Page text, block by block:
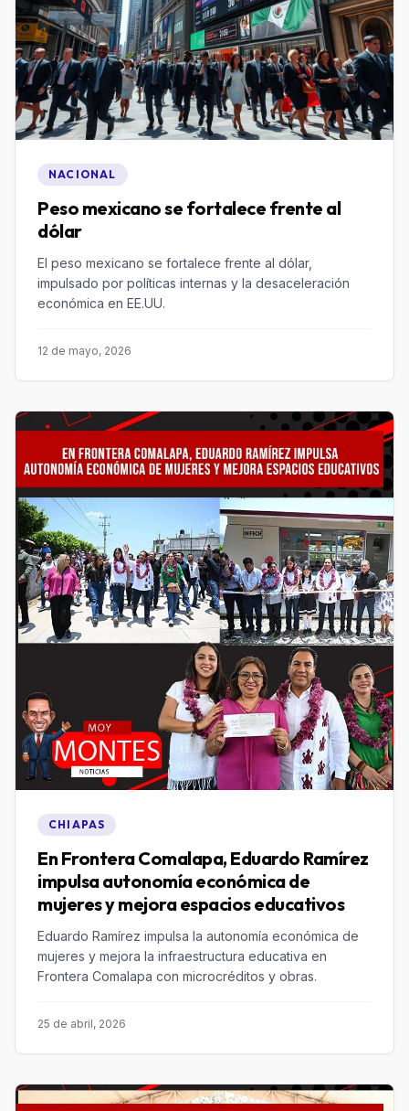
NACIONAL
Peso mexicano se fortalece frente al
dólar
El peso mexicano se fortalece frente al dólar,
impulsado por políticas internas y la desaceleración
económica en EE.UU.
12 de mayo, 2026
CHIAPAS
En Frontera Comalapa, Eduardo Ramírez
impulsa autonomía económica de
mujeres y mejora espacios educativos
Eduardo Ramírez impulsa la autonomía económica de
mujeres y mejora la infraestructura educativa en
Frontera Comalapa con microcréditos y obras.
25 de abril, 2026